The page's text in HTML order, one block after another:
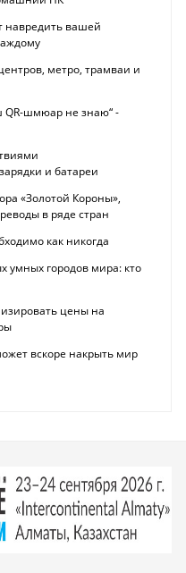
навредить вашей
метро, трамваи и
QR-шмюар не знаю“ -
и батареи
«Золотой Короны»,
в ряде стран
как никогда
умных городов мира: кто
цены на
вскоре накрыть мир